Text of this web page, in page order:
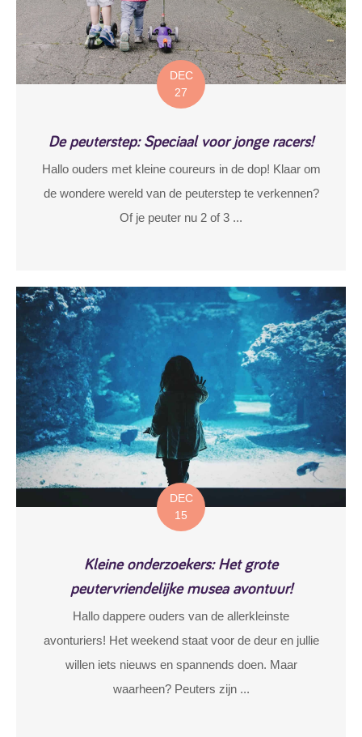
DEC
27
De peuterstep: Speciaal voor jonge racers!
Hallo ouders met kleine coureurs in de dop! Klaar om
de wondere wereld van de peuterstep te verkennen?
Of je peuter nu 2 of 3 ...
DEC
15
Kleine onderzoekers: Het grote
peutervriendelijke musea avontuur!
Hallo dappere ouders van de allerkleinste
avonturiers! Het weekend staat voor de deur en jullie
willen iets nieuws en spannends doen. Maar
waarheen? Peuters zijn ...